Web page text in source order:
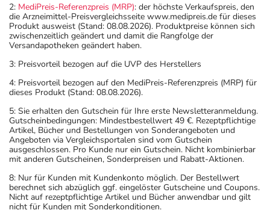
2: MediPreis-Referenzpreis (MRP): der höchste Verkaufspreis, den
die Arzneimittel-Preisvergleichsseite www.medipreis.de für dieses
Produkt ausweist (Stand: 08.08.2026). Produktpreise können sich
zwischenzeitlich geändert und damit die Rangfolge der
Versandapotheken geändert haben.
3: Preisvorteil bezogen auf die UVP des Herstellers
4: Preisvorteil bezogen auf den MediPreis-Referenzpreis (MRP) für
dieses Produkt (Stand: 08.08.2026).
5: Sie erhalten den Gutschein für Ihre erste Newsletteranmeldung.
Gutscheinbedingungen: Mindestbestellwert 49 €. Rezeptpflichtige
Artikel, Bücher und Bestellungen von Sonderangeboten und
Angeboten via Vergleichsportalen sind vom Gutschein
ausgeschlossen. Pro Kunde nur ein Gutschein. Nicht kombinierbar
mit anderen Gutscheinen, Sonderpreisen und Rabatt-Aktionen.
8: Nur für Kunden mit Kundenkonto möglich. Der Bestellwert
berechnet sich abzüglich ggf. eingelöster Gutscheine und Coupons.
Nicht auf rezeptpflichtige Artikel und Bücher anwendbar und gilt
nicht für Kunden mit Sonderkonditionen.